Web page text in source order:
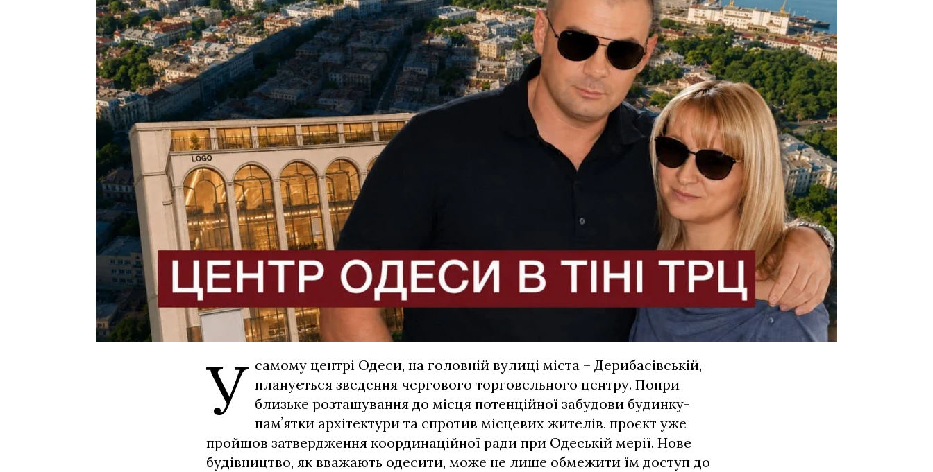
У самому центрі Одеси, на головній вулиці міста – Дерибасівській,
планується зведення чергового торговельного центру. Попри
близьке розташування до місця потенційної забудови будинку-
памʼятки архітектури та спротив місцевих жителів, проєкт уже
пройшов затвердження координаційної ради при Одеській мерії. Нове
будівництво, як вважають одесити, може не лише обмежити їм доступ до